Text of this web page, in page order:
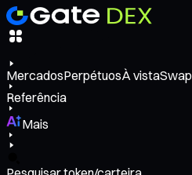
MercadosPerpétuosÀ vistaSwap
Referência
Mais